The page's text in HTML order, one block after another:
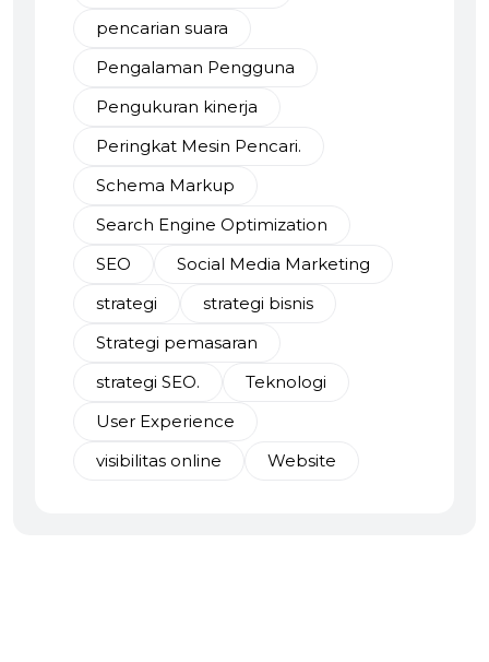
pencarian suara
Pengalaman Pengguna
Pengukuran kinerja
Peringkat Mesin Pencari.
Schema Markup
Search Engine Optimization
SEO
Social Media Marketing
strategi
strategi bisnis
Strategi pemasaran
strategi SEO.
Teknologi
User Experience
visibilitas online
Website